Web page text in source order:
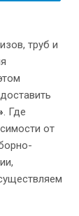
труб и
. Где
от